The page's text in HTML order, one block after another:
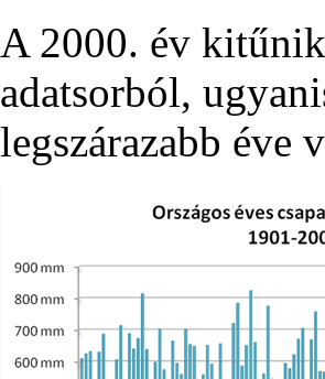
A 2000. év
adatsorból,
legszárazabb éve